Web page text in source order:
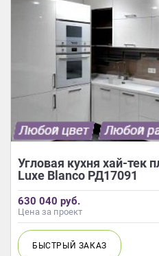
Угловая кухня хай-
Luxe Blanco РД17091
630 040 руб.
Цена за проект
БЫСТРЫЙ ЗАКАЗ